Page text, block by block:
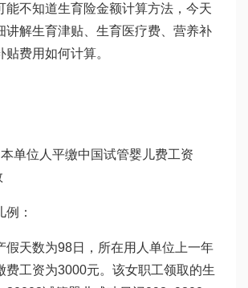
能不知道生育险金额计算方法，今天
讲解生育津贴、生育医疗费、营养补
费用如何计算。
单位人平缴中国试管婴儿费工资
例：
假天数为98日，所在用人单位上一年
费工资为3000元。该女职工领取的生